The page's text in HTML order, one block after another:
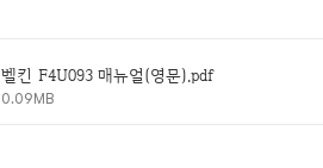
벨킨 F4U093 매뉴얼(영문).pdf
0.09MB